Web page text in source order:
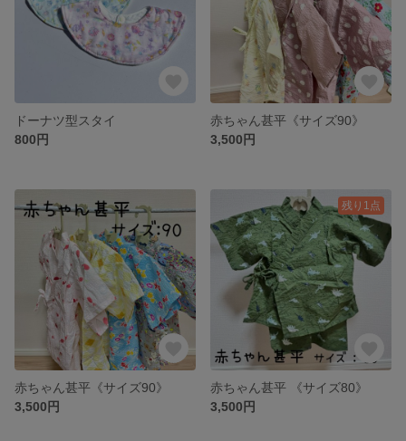
ドーナツ型スタイ
800円
赤ちゃん甚平《サイズ90》
3,500円
赤ちゃん甚平《サイズ90》
3,500円
残り1点
赤ちゃん甚平 《サイズ80》
3,500円